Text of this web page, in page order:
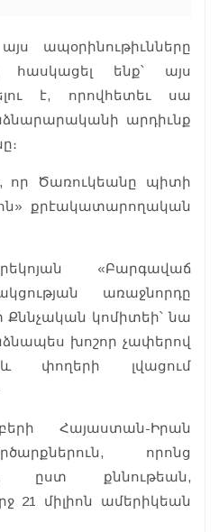
ապօրինութիւնները
հասկացել ենք՝ այս
է, որովհետեւ սա
արդիւնք
որ Ծառուկեանը պիտի
քրէակատարողական
«Բարգավաճ
առաջնորդը
Քննչական կոմիտեի՝ նա
խոշոր չափերով
և փողերի լվացում
Հայաստան-Իրան
որոնց
ըստ քննութեան,
21 միլիոն ամերիկեան